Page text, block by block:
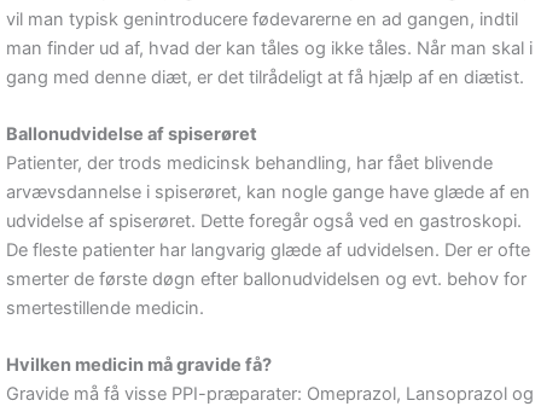
vil man typisk genintroducere fødevarerne en ad gangen, indtil
man finder ud af, hvad der kan tåles og ikke tåles. Når man skal i
gang med denne diæt, er det tilrådeligt at få hjælp af en diætist.
Ballonudvidelse af spiserøret
Patienter, der trods medicinsk behandling, har fået blivende
arvævsdannelse i spiserøret, kan nogle gange have glæde af en
udvidelse af spiserøret. Dette foregår også ved en gastroskopi.
De fleste patienter har langvarig glæde af udvidelsen. Der er ofte
smerter de første døgn efter ballonudvidelsen og evt. behov for
smertestillende medicin.
Hvilken medicin må gravide få?
Gravide må få visse PPI-præparater: Omeprazol, Lansoprazol og